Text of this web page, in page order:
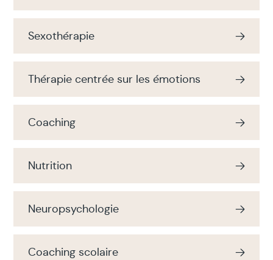
Sexothérapie
Thérapie centrée sur les émotions
Coaching
Nutrition
Neuropsychologie
Coaching scolaire